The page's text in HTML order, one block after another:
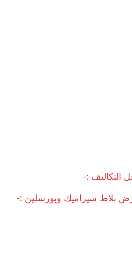
التكاليف :-
بلاط سيراميك وبورسلين :-